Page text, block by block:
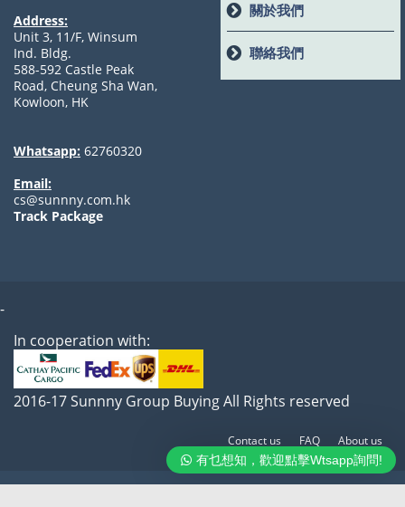
有乜想知，歡迎點擊Wtsapp詢問!
Address:
Unit 3, 11/F, Winsum
Ind. Bldg.
588-592 Castle Peak
Road, Cheung Sha Wan,
Kowloon, HK
Whatsapp: 62760320
Email:
cs@sunnny.com.hk
Track Package
關於我們
聯絡我們
-
In cooperation with:
2016-17 Sunnny Group Buying All Rights reserved
Contact us FAQ About us